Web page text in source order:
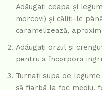
Adăugați ceapa și
morcovi) și căliți-le
caramelizează,
Adăugați orzul și
pentru a încorpora
Turnați supa de
să fiarbă la foc mediu,